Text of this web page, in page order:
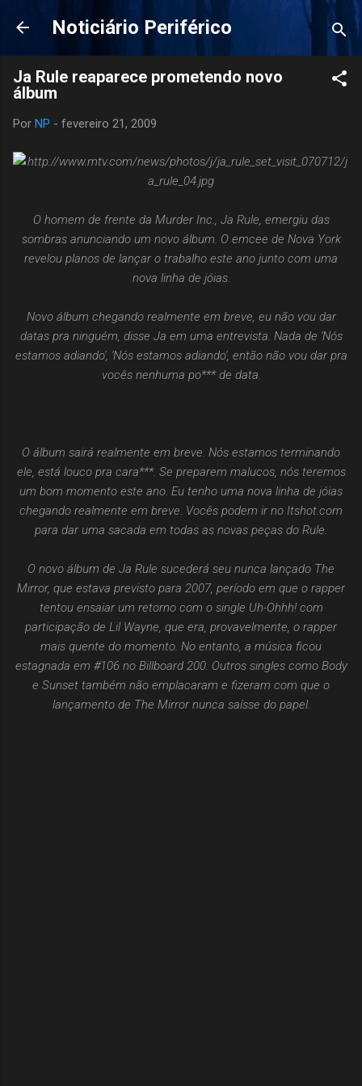
Pular para o conteúdo principal
Noticiário Periférico
Ja Rule reaparece prometendo novo
álbum
Por NP - fevereiro 21, 2009
O homem de frente da Murder Inc., Ja Rule, emergiu das
sombras anunciando um novo álbum. O emcee de Nova York
revelou planos de lançar o trabalho este ano junto com uma
nova linha de jóias.
Novo álbum chegando realmente em breve, eu não vou dar
datas pra ninguém, disse Ja em uma entrevista. Nada de 'Nós
estamos adiando', 'Nós estamos adiando', então não vou dar pra
vocês nenhuma po*** de data.
O álbum sairá realmente em breve. Nós estamos terminando
ele, está louco pra cara***. Se preparem malucos, nós teremos
um bom momento este ano. Eu tenho uma nova linha de jóias
chegando realmente em breve. Vocês podem ir no Itshot.com
para dar uma sacada em todas as novas peças do Rule.
O novo álbum de Ja Rule sucederá seu nunca lançado The
Mirror, que estava previsto para 2007, período em que o rapper
tentou ensaiar um retorno com o single Uh-Ohhh! com
participação de Lil Wayne, que era, provavelmente, o rapper
mais quente do momento. No entanto, a música ficou
estagnada em #106 no Billboard 200. Outros singles como Body
e Sunset também não emplacaram e fizeram com que o
lançamento de The Mirror nunca saísse do papel.